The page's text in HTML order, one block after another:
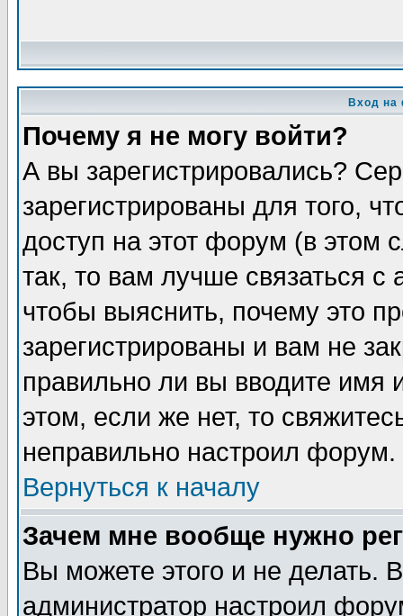
Вход на
Почему я не могу войти?
А вы зарегистрировались?
зарегистрированы для того,
доступ на этот форум (в этом
так, то вам лучше связаться
чтобы выяснить, почему это
зарегистрированы и вам не
правильно ли вы вводите
этом, если же нет, то
неправильно настроил форум.
Вернуться к началу
Зачем мне вообще нужно
Вы можете этого и не делать.
администратор настроил